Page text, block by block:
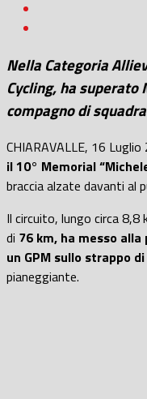
Nella Categoria
Cycling, ha
compagno di
CHIARAVALLE, 16
il 10° Memorial
braccia alzate davanti al
Il circuito, lungo circa
di 76 km, ha messo
un GPM sullo strappo
pianeggiante.